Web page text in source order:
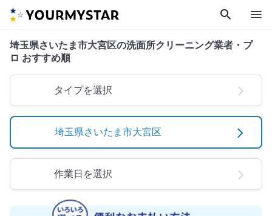
search menu
埼玉県さいたま市大宮区の洗面所クリーニング業者・プ
ロ おすすめ順
タイプを選択
埼玉県さいたま市大宮区
作業日を選択